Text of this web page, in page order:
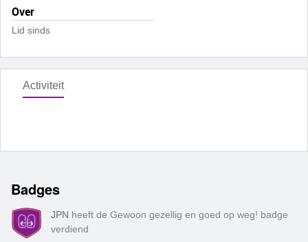
Over
Lid sinds
Activiteit
Badges
JPN heeft de Gewoon gezellig en goed op weg! badge
verdiend